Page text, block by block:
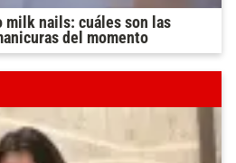
milk nails: cuáles son las
del momento